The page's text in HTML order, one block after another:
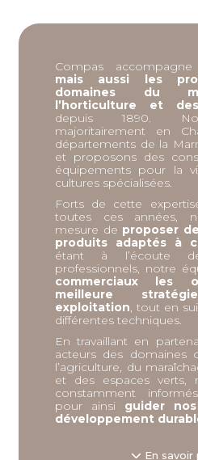
Compas accompagne
mais aussi les
domaines du
l’horticulture et
depuis 1890.
majoritairement en
départements de la
et proposons des
équipements pour la
cultures spécialisées.
Forts de cette
toutes ces années,
mesure de proposer
produits adaptés à
étant à l’écoute
professionnels, notre
commerciaux les
meilleure
exploitation, tout en
différentes techniques.
En travaillant en
acteurs des domaines
l’agriculture, du
et des espaces verts,
constamment
pour ainsi guider
développement
En savoir